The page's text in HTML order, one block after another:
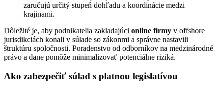
zaručujú určitý stupeň dohľadu a koordinácie medzi
krajinami.
Dôležité je, aby podnikatelia zakladajúci online firmy v offshore
jurisdikciách konali v súlade so zákonmi a správne nastavili
štruktúru spoločnosti. Poradenstvo od odborníkov na medzinárodné
právo a dane pomôže minimalizovať potenciálne riziká.
Ako zabezpečiť súlad s platnou legislatívou